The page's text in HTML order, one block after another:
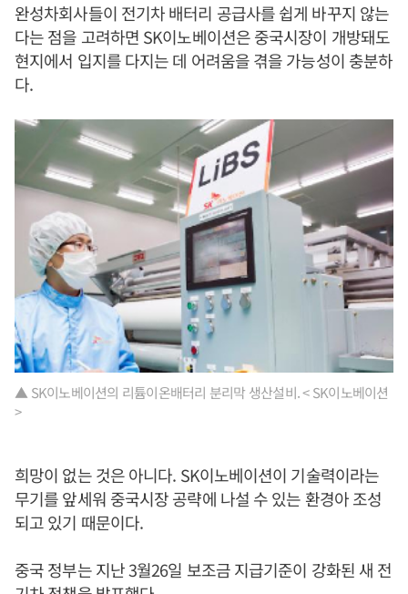
완성차회사들이 전기차 배터리 공급사를 쉽게 바꾸지 않는
다는 점을 고려하면 SK이노베이션은 중국시장이 개방돼도
현지에서 입지를 다지는 데 어려움을 겪을 가능성이 충분하
다.
▲ SK이노베이션의 리튬이온배터리 분리막 생산설비. < SK이노베이션
>
희망이 없는 것은 아니다. SK이노베이션이 기술력이라는
무기를 앞세워 중국시장 공략에 나설 수 있는 환경아 조성
되고 있기 때문이다.
중국 정부는 지난 3월26일 보조금 지급기준이 강화된 새 전